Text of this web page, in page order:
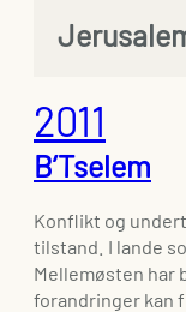
2011
B’Tselem
Konflikt og
tilstand. I lande
Mellemøsten har
forandringer kan